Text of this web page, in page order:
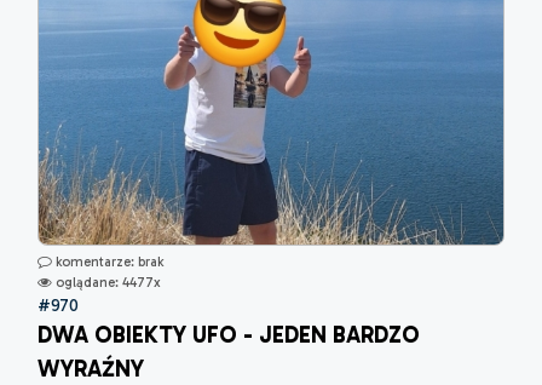
komentarze: brak
oglądane: 4477x
#970
DWA OBIEKTY UFO - JEDEN BARDZO
WYRAŹNY